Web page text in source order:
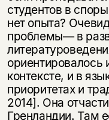
студентов в
нет опыта?
проблемы— в
контексте, и в
приоритетах и
2014]. Она
Гренландии. Там